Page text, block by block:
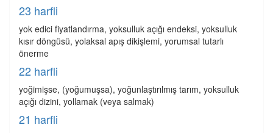
23 harfli
yok edici fiyatlandırma, yoksulluk açığı endeksi, yoksulluk
kısır döngüsü, yolaksal apış dikişlemi, yorumsal tutarlı
önerme
22 harfli
yoğimişse, (yoğumuşsa), yoğunlaştırılmış tarım, yoksulluk
açığı dizini, yollamak (veya salmak)
21 harfli